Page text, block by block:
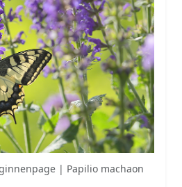
| Papilio machaon